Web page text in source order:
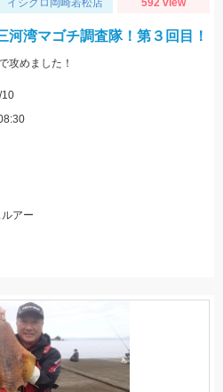
イシグロ岡崎若松店 592 view
湾マゴチ調査隊！第３回目！
攻めました！
10
アー